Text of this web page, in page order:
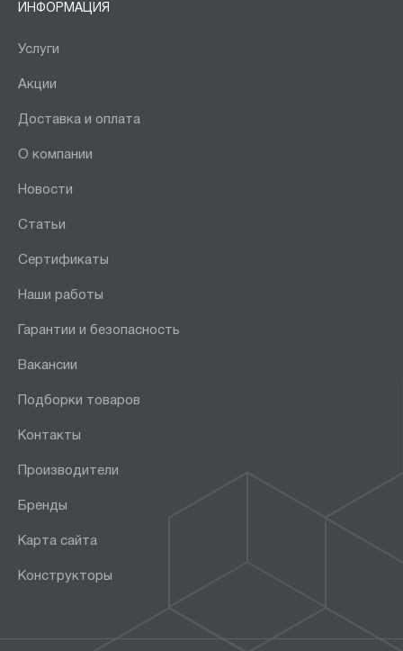
ИНФОРМАЦИЯ
Услуги
Акции
Доставка и оплата
О компании
Новости
Статьи
Сертификаты
Наши работы
Гарантии и безопасность
Вакансии
Подборки товаров
Контакты
Производители
Бренды
Карта сайта
Конструкторы